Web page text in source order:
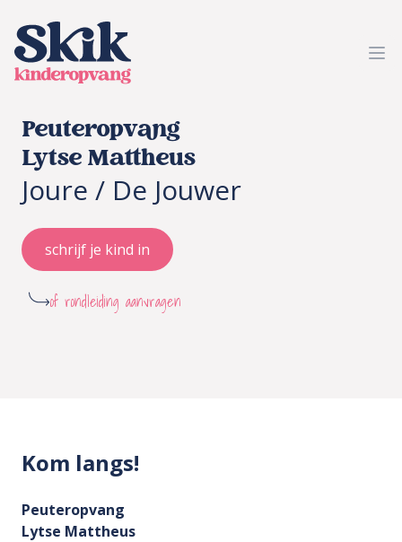
SKIK kinderopvang
Peuteropvang
Lytse Mattheus
Joure / De Jouwer
schrijf je kind in
of rondleiding aanvragen
Kom langs!
Peuteropvang
Lytse Mattheus